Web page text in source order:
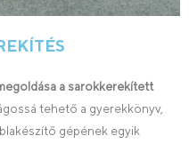
a sarokkerekített
tehető a gyerekkönyv,
gépének egyik